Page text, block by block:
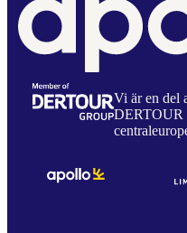
Vi är en del
DERTOUR